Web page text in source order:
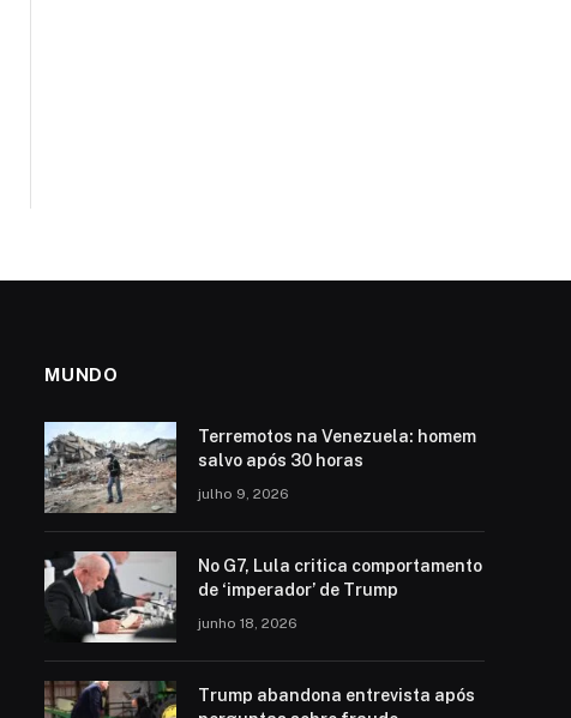
MUNDO
Terremotos na Venezuela: homem
salvo após 30 horas
julho 9, 2026
No G7, Lula critica comportamento
de ‘imperador’ de Trump
junho 18, 2026
Trump abandona entrevista após